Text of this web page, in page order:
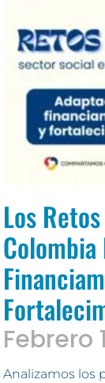
Los
Febrero
Analizamos los